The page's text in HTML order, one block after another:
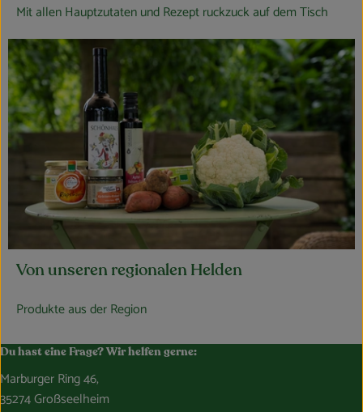
Mit allen Hauptzutaten und Rezept ruckzuck auf dem Tisch
Von unseren regionalen Helden
Produkte aus der Region
Du hast eine Frage? Wir helfen gerne:
Marburger Ring 46,
35274 Großseelheim